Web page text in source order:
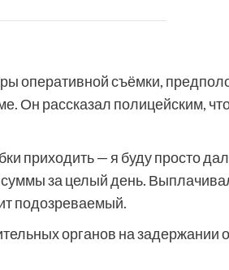
оперативной съёмки,
Он рассказал полицейским,
приходить — я буду просто
за целый день.
подозреваемый.
органов на задержании